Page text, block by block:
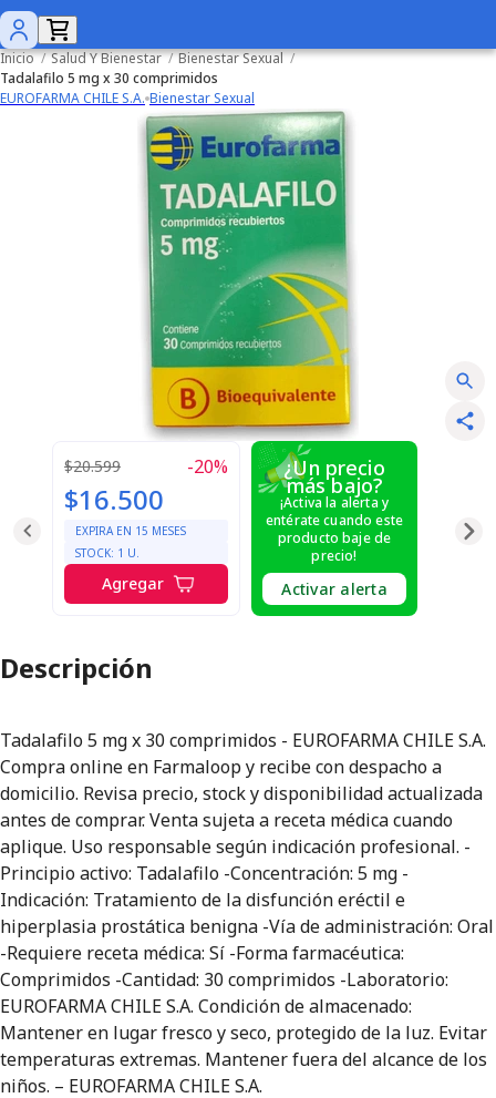
Inicio / Salud Y Bienestar / Bienestar Sexual /
Tadalafilo 5 mg x 30 comprimidos
EUROFARMA CHILE S.A. Bienestar Sexual
$20.599 -20%
$16.500
EXPIRA EN 15 MESES
STOCK: 1 U.
Agregar
¿Un precio
más bajo?
¡Activa la alerta y
entérate cuando este
producto baje de
precio!
Activar alerta
Descripción
Tadalafilo 5 mg x 30 comprimidos - EUROFARMA CHILE S.A.
Compra online en Farmaloop y recibe con despacho a
domicilio. Revisa precio, stock y disponibilidad actualizada
antes de comprar. Venta sujeta a receta médica cuando
aplique. Uso responsable según indicación profesional. -
Principio activo: Tadalafilo -Concentración: 5 mg -
Indicación: Tratamiento de la disfunción eréctil e
hiperplasia prostática benigna -Vía de administración: Oral
-Requiere receta médica: Sí -Forma farmacéutica:
Comprimidos -Cantidad: 30 comprimidos -Laboratorio:
EUROFARMA CHILE S.A. Condición de almacenado:
Mantener en lugar fresco y seco, protegido de la luz. Evitar
temperaturas extremas. Mantener fuera del alcance de los
niños. – EUROFARMA CHILE S.A.